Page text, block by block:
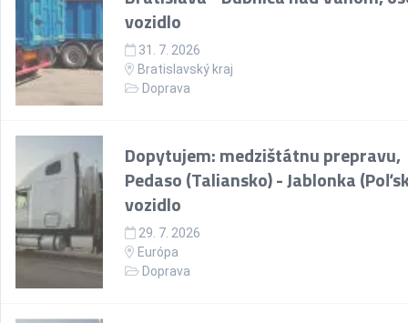
vozidlo
31. 7. 2026
Bratislavský kraj
Doprava
Dopytujem: medzištátnu prepravu,
Pedaso (Taliansko) - Jablonka
vozidlo
29. 7. 2026
Európa
Doprava